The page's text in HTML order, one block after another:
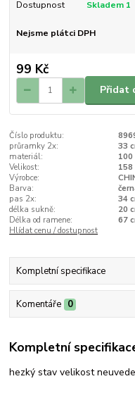
Dostupnost Skladem 1
Nejsme plátci DPH
99 Kč
Přidat
Číslo produktu:
průramky 2x:
33
materiál:
Velikost:
158
Výrobce:
Barva:
pas 2x:
34
délka sukně:
20
Délka od ramene:
67
Hlídat cenu / dostupnost
Kompletní specifikace
Komentáře 0
Kompletní
hezký stav velikost